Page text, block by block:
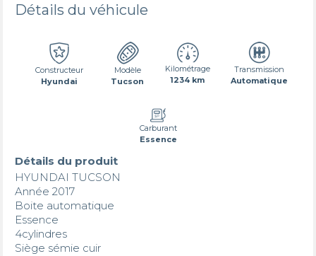
Détails du véhicule
Constructeur
Hyundai
Modèle
Tucson
Kilométrage
1234 km
Transmission
Automatique
Carburant
Essence
Détails du produit
HYUNDAI TUCSON
Année 2017
Boite automatique
Essence
4cylindres
Siège sémie cuir